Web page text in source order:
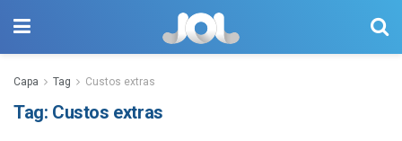
Capa Tag Custos extras
Tag: Custos extras